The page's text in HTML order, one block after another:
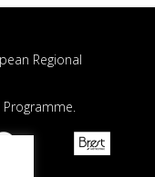
Regional